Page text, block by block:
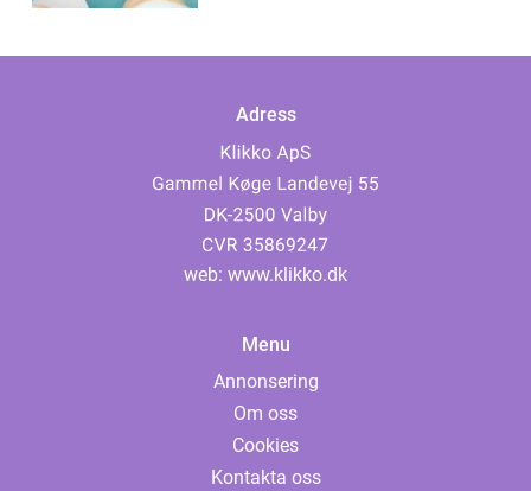
Adress
web: www.klikko.dk
Menu
Annonsering
Om oss
Cookies
Kontakta oss